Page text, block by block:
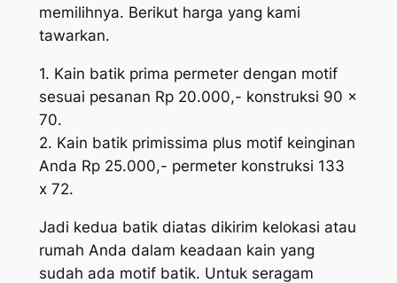
memilihnya. Berikut harga yang kami
tawarkan.
1. Kain batik prima permeter dengan motif
sesuai pesanan Rp 20.000,- konstruksi 90 x
70.
2. Kain batik primissima plus motif keinginan
Anda Rp 25.000,- permeter konstruksi 133
x 72.
Jadi kedua batik diatas dikirim kelokasi atau
rumah Anda dalam keadaan kain yang
sudah ada motif batik. Untuk seragam